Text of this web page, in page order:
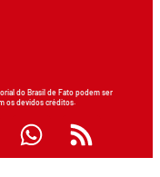
do Brasil de Fato podem ser
os devidos créditos.